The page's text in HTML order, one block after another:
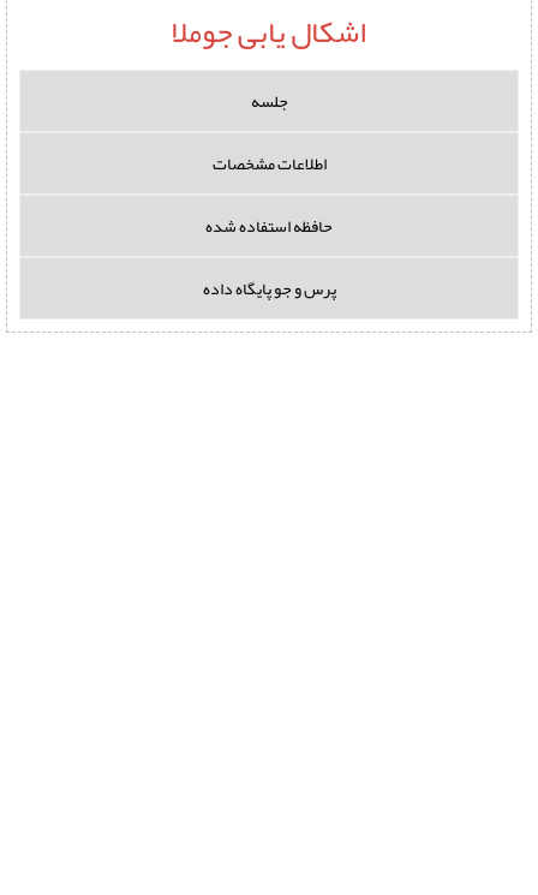
اشکال یابی جوملا